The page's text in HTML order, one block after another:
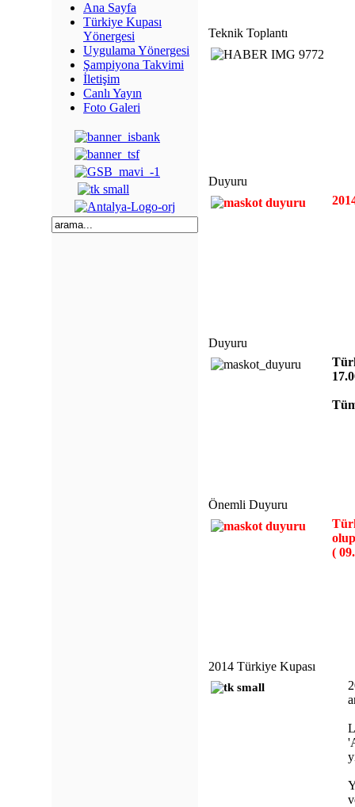
Ana Sayfa
Türkiye Kupası
Yönergesi
Uygulama Yönergesi
Şampiyona Takvimi
İletişim
Canlı Yayın
Foto Galeri
Teknik Toplantı
Duyuru
Duyuru
Önemli Duyuru
(
2014 Türkiye Kupası